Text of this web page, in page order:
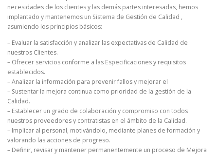
necesidades de los clientes y las demás partes interesadas, hemos
implantado y mantenemos un Sistema de Gestión de Calidad ,
asumiendo los principios básicos:
– Evaluar la satisfacción y analizar las expectativas de Calidad de
nuestros Clientes.
– Ofrecer servicios conforme a las Especificaciones y requisitos
establecidos.
– Analizar la información para prevenir fallos y mejorar el
– Sustentar la mejora continua como prioridad de la gestión de la
Calidad.
– Establecer un grado de colaboración y compromiso con todos
nuestros proveedores y contratistas en el ámbito de la Calidad.
– Implicar al personal, motivándolo, mediante planes de formación y
valorando las acciones de progreso.
– Definir, revisar y mantener permanentemente un proceso de Mejora